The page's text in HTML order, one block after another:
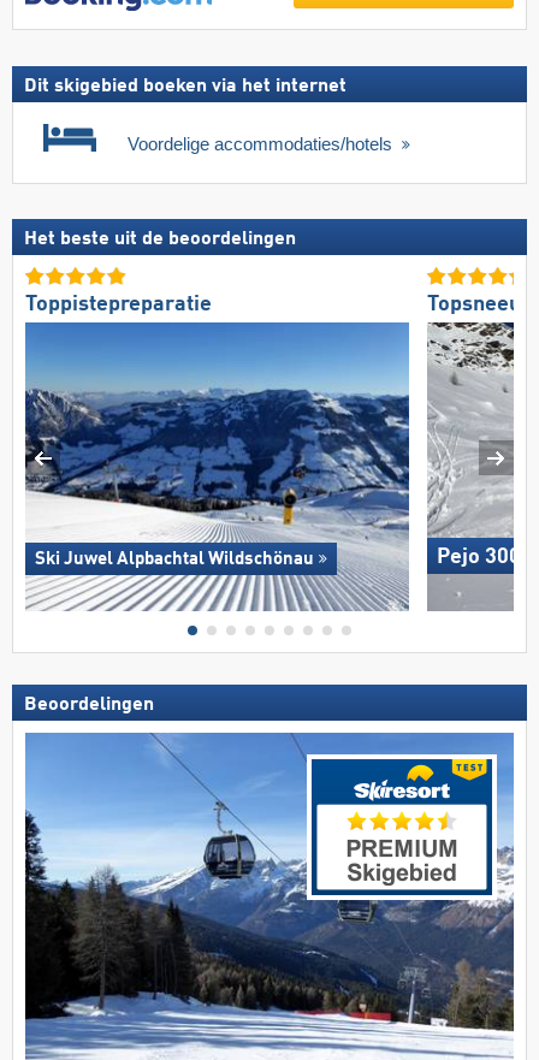
Dit skigebied boeken via het internet
Voordelige accommodaties/hotels
Het beste uit de beoordelingen
Toppistepreparatie
Ski Juwel Alpbachtal Wildschönau Pejo 3000
Beoordelingen